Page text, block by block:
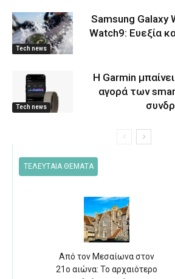
Tech news
Samsung Galaxy
Watch9: Ευεξία
Tech news
Η Garmin
αγορά των
ΤΕΛΕΥΤΑΙΑ ΘΕΜΑΤΑ
Από τον Μεσαίωνα στον
21ο αιώνα: Το αρχαιότερο